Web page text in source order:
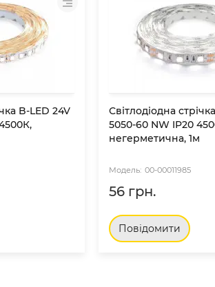
B-LED 24V
Світлодіодна
5050-60 NW IP20
негерметична, 1м
00-00011985
56 грн.
Повідомити